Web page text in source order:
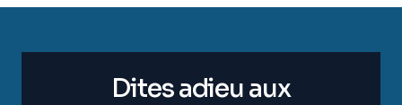
Dites adieu aux